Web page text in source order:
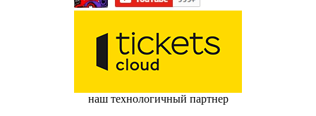
наш технологичный партнер